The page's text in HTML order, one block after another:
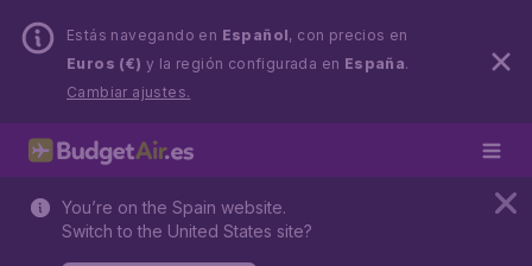
Estás navegando en Español, con precios en
Euros (€) y la región configurada en España.
Cambiar ajustes.
You’re on the Spain website.
Switch to the United States site?